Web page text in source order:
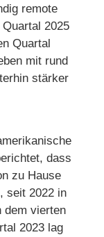
remote
2025
Quartal
mit rund
stärker
dass
zu Hause
seit 2022 in
dem vierten
2023 lag